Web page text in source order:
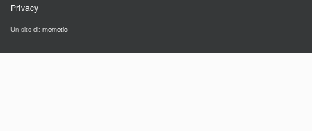
Privacy
Un sito di: memetic